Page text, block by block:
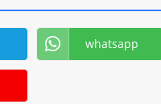
whatsapp